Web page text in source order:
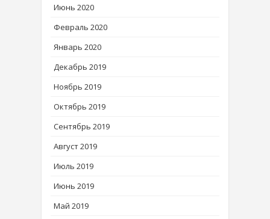
Июнь 2020
Февраль 2020
Январь 2020
Декабрь 2019
Ноябрь 2019
Октябрь 2019
Сентябрь 2019
Август 2019
Июль 2019
Июнь 2019
Май 2019